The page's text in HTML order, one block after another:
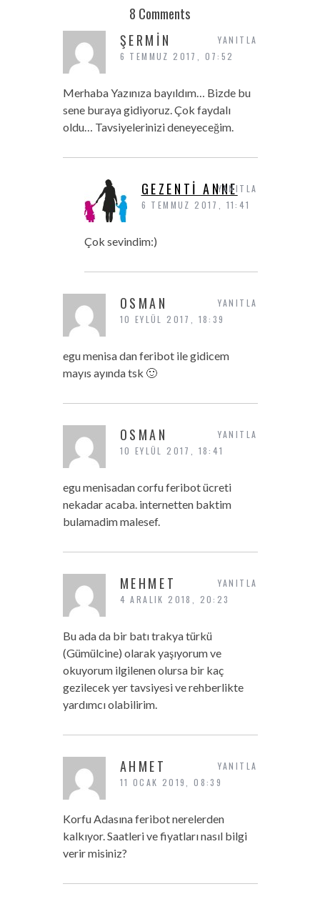
8 Comments
ŞERMIN
6 TEMMUZ 2017, 07:52
Merhaba Yazınıza bayıldım… Bizde bu
sene buraya gidiyoruz. Çok faydalı
oldu… Tavsiyelerinizi deneyeceğim.
YANITLA
GEZENTI ANNE
6 TEMMUZ 2017, 11:41
Çok sevindim:)
YANITLA
OSMAN
10 EYLÜL 2017, 18:39
egu menisa dan feribot ile gidicem
mayıs ayında tsk 🙂
YANITLA
OSMAN
10 EYLÜL 2017, 18:41
egu menisadan corfu feribot ücreti
nekadar acaba. internetten baktim
bulamadim malesef.
YANITLA
MEHMET
4 ARALIK 2018, 20:23
Bu ada da bir batı trakya türkü
(Gümülcine) olarak yaşıyorum ve
okuyorum ilgilenen olursa bir kaç
gezilecek yer tavsiyesi ve rehberlikte
yardımcı olabilirim.
YANITLA
AHMET
11 OCAK 2019, 08:39
Korfu Adasına feribot nerelerden
kalkıyor. Saatleri ve fiyatları nasıl bilgi
verir misiniz?
YANITLA